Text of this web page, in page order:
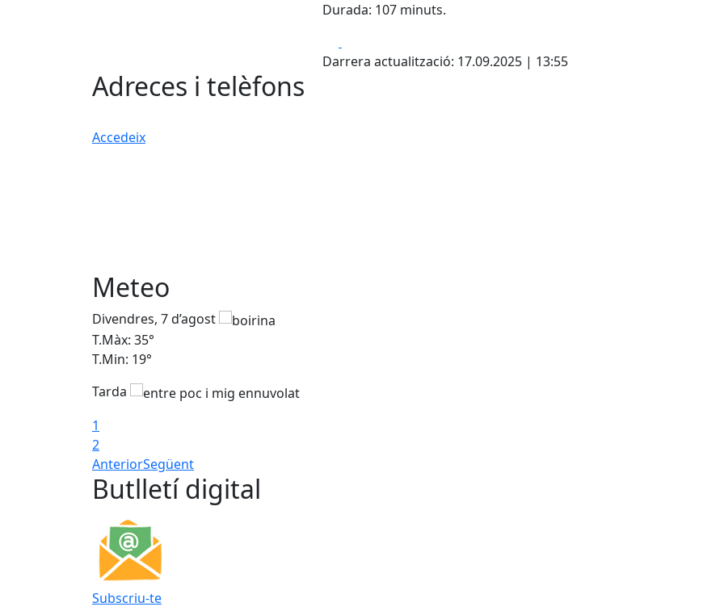
Durada: 107 minuts.
Darrera actualització: 17.09.2025 | 13:55
Adreces i telèfons
Accedeix
Meteo
Divendres, 7 d’agost
T.Màx: 35°
T.Min: 19°
Tarda
1
2
AnteriorSegüent
Butlletí digital
Subscriu-te